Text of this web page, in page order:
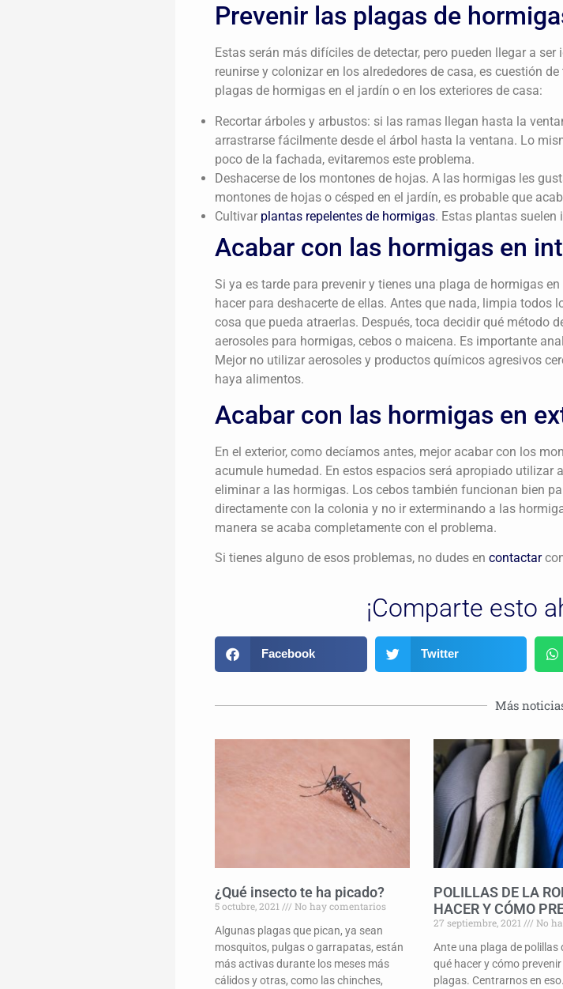
Prevenir las plagas de
Estas serán más difíciles de detectar, pero pueden llegar a
reunirse y colonizar en los alrededores de casa, es cuestión
plagas de hormigas en el jardín o en los exteriores de casa:
Recortar árboles y arbustos: si las ramas llegan hasta la
arrastrarse fácilmente desde el árbol hasta la ventana. Lo
poco de la fachada, evitaremos este problema.
Deshacerse de los montones de hojas. A las hormigas les
montones de hojas o césped en el jardín, es probable que
Cultivar plantas repelentes de hormigas. Estas plantas
Acabar con las hormigas en
Si ya es tarde para prevenir y tienes una plaga de hormigas
hacer para deshacerte de ellas. Antes que nada, limpia todos
cosa que pueda atraerlas. Después, toca decidir qué método
aerosoles para hormigas, cebos o maicena. Es importante
Mejor no utilizar aerosoles y productos químicos agresivos
haya alimentos.
Acabar con las hormigas en
En el exterior, como decíamos antes, mejor acabar con los
acumule humedad. En estos espacios será apropiado
eliminar a las hormigas. Los cebos también funcionan bien
directamente con la colonia y no ir exterminando a las
manera se acaba completamente con el problema.
Si tienes alguno de esos problemas, no dudes en contactar
¡Comparte esto
Facebook Twitter
Más
¿Qué insecto te ha picado?
5 octubre, 2021
No hay comentarios
Algunas plagas que pican, ya sean
mosquitos, pulgas o garrapatas, están
más activas durante los meses más
cálidos y otras, como las chinches,
POLILLAS DE LA
HACER Y CÓMO
27 septiembre, 2021
No
Ante una plaga de polillas
qué hacer y cómo
plagas. Centrarnos en